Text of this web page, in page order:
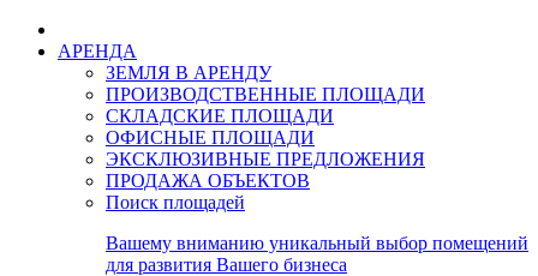
АРЕНДА
ЗЕМЛЯ В АРЕНДУ
ПРОИЗВОДСТВЕННЫЕ ПЛОЩАДИ
СКЛАДСКИЕ ПЛОЩАДИ
ОФИСНЫЕ ПЛОЩАДИ
ЭКСКЛЮЗИВНЫЕ ПРЕДЛОЖЕНИЯ
ПРОДАЖА ОБЪЕКТОВ
Поиск площадей
Вашему вниманию уникальный выбор помещений
для развития Вашего бизнеса